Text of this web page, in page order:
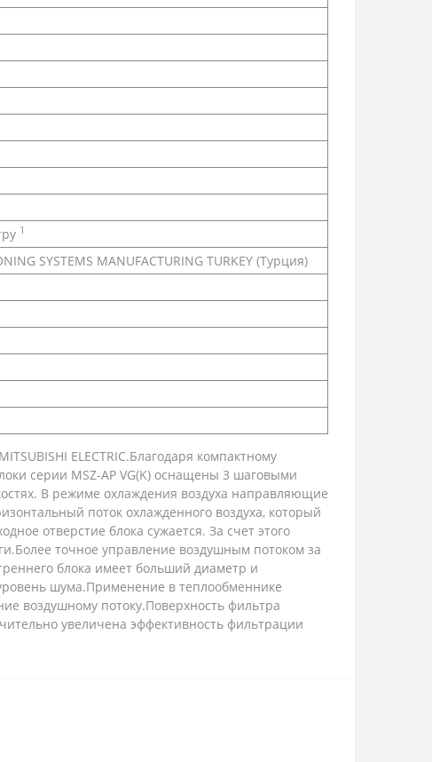
1
SYSTEMS MANUFACTURING TURKEY (Турция)
ELECTRIC.Благодаря компактному
серии MSZ-AP VG(K) оснащены 3 шаговыми
В режиме охлаждения воздуха направляющие
поток охлажденного воздуха, который
отверстие блока сужается. За счет этого
точное управление воздушным потоком за
блока имеет больший диаметр и
шума.Применение в теплообменнике
воздушному потоку.Поверхность фильтра
увеличена эффективность фильтрации